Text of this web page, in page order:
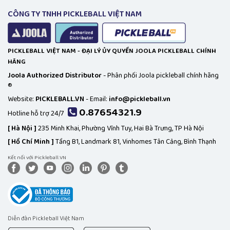
CÔNG TY TNHH PICKLEBALL VIỆT NAM
PICKLEBALL VIỆT NAM - ĐẠI LÝ ỦY QUYỀN JOOLA PICKLEBALL CHÍNH
HÃNG
Joola Authorized Distributor- Phân phối Joola pickleball chính hãng
®
Website: PICKLEBALL.VN- Email: info@pickleball.vn
Hotline hỗ trợ 24/7
0.87654321.9
[Hà Nội ]235 Minh Khai, Phường Vĩnh Tuy, Hai Bà Trưng, TP Hà Nội
[Hồ Chí Minh ]Tầng B1, Landmark 81, Vinhomes Tân Cảng, Bình Thạnh
Kết nối với Pickleball.VN
Diễn đàn Pickleball Việt Nam